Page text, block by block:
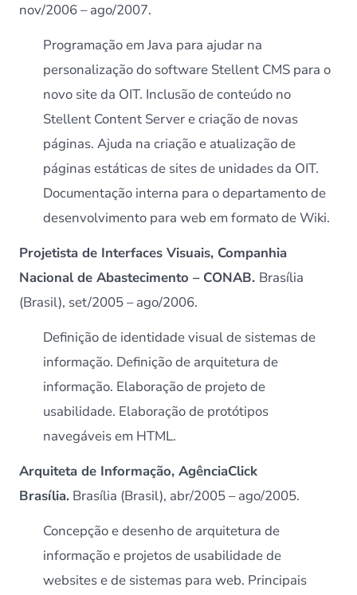
nov/2006 – ago/2007.
Programação em Java para ajudar na
personalização do software Stellent CMS para o
novo site da OIT. Inclusão de conteúdo no
Stellent Content Server e criação de novas
páginas. Ajuda na criação e atualização de
páginas estáticas de sites de unidades da OIT.
Documentação interna para o departamento de
desenvolvimento para web em formato de Wiki.
Projetista de Interfaces Visuais, Companhia
Nacional de Abastecimento – CONAB. Brasília
(Brasil), set/2005 – ago/2006.
Definição de identidade visual de sistemas de
informação. Definição de arquitetura de
informação. Elaboração de projeto de
usabilidade. Elaboração de protótipos
navegáveis em HTML.
Arquiteta de Informação, AgênciaClick
Brasília. Brasília (Brasil), abr/2005 – ago/2005.
Concepção e desenho de arquitetura de
informação e projetos de usabilidade de
websites e de sistemas para web. Principais